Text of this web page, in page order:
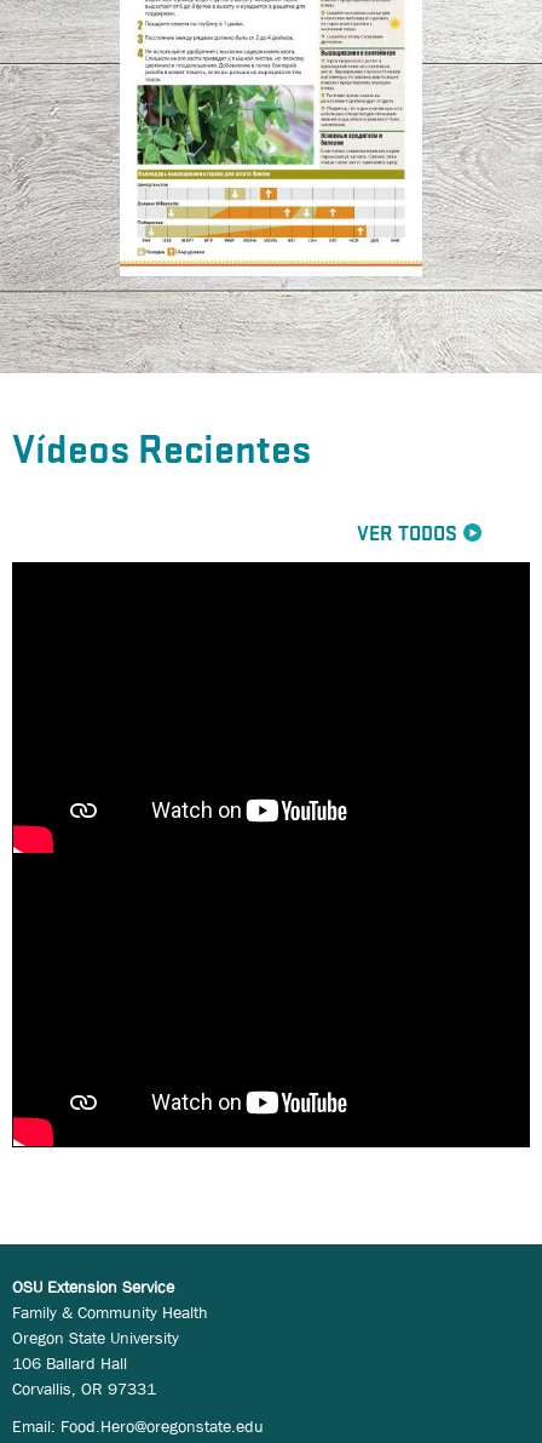
Vídeos Recientes
VER TODOS
OSU Extension Service
Family & Community Health
Oregon State University
106 Ballard Hall
Corvallis, OR 97331
Email: Food.Hero@oregonstate.edu